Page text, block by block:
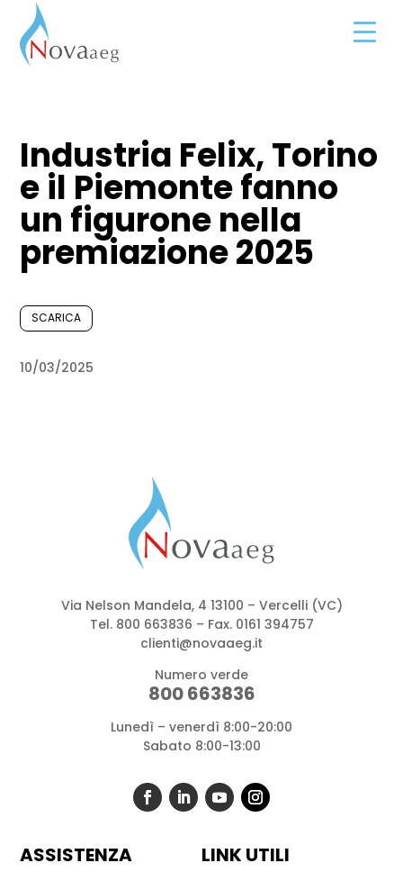
Industria Felix, Torino
e il Piemonte fanno
un figurone nella
premiazione 2025
SCARICA
10/03/2025
Via Nelson Mandela, 4 13100 – Vercelli (VC)
Tel. 800 663836 – Fax. 0161 394757
clienti@novaaeg.it
Numero verde
800 663836
Lunedì – venerdì 8:00-20:00
Sabato 8:00-13:00
ASSISTENZA LINK UTILI